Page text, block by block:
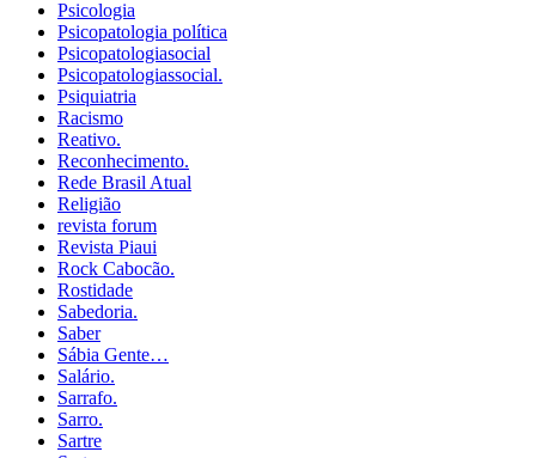
Psicologia
Psicopatologia política
Psicopatologiasocial
Psicopatologiassocial.
Psiquiatria
Racismo
Reativo.
Reconhecimento.
Rede Brasil Atual
Religião
revista forum
Revista Piaui
Rock Cabocão.
Rostidade
Sabedoria.
Saber
Sábia Gente…
Salário.
Sarrafo.
Sarro.
Sartre